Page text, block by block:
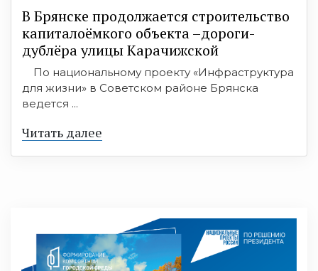
В Брянске продолжается строительство
капиталоёмкого объекта –дороги-
дублёра улицы Карачижской
По национальному проекту «Инфраструктура
для жизни» в Советском районе Брянска
ведется ...
Читать далее